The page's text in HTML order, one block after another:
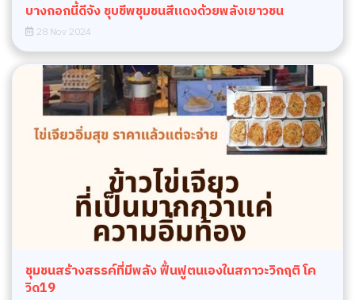
บางกอกนี้ดีจัง ชุบชีพชุมชนสีแดงด้วยพลังเยาวชน
28 Nov 2024
ชุมชนสร้างสรรค์ที่มีพลัง ฟื้นฟูตนเองในสภาวะวิกฤติ โค
วิด19